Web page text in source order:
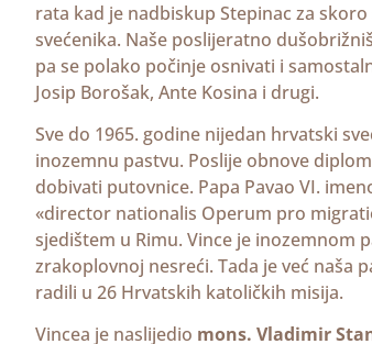
rata kad je nadbiskup Stepinac za
svećenika. Naše poslijeratno
pa se polako počinje osnivati i
Josip Borošak, Ante Kosina i drugi.
Sve do 1965. godine nijedan hrvatski
inozemnu pastvu. Poslije obnove
dobivati putovnice. Papa Pavao VI.
«director nationalis Operum pro
sjedištem u Rimu. Vince je inozemnom
zrakoplovnoj nesreći. Tada je već naša
radili u 26 Hrvatskih katoličkih misija.
Vincea je naslijedio mons. Vladimir